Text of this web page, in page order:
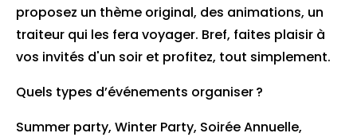
proposez un thème original, des animations, un
traiteur qui les fera voyager. Bref, faites plaisir à
vos invités d'un soir et profitez, tout simplement.
Quels types d’événements organiser ?
Summer party, Winter Party, Soirée Annuelle,